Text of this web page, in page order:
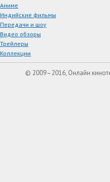
Аниме
Индийские фильмы
Передачи и шоу
Видео обзоры
Трейлеры
Коллекции
© 2009–2016, Онлайн